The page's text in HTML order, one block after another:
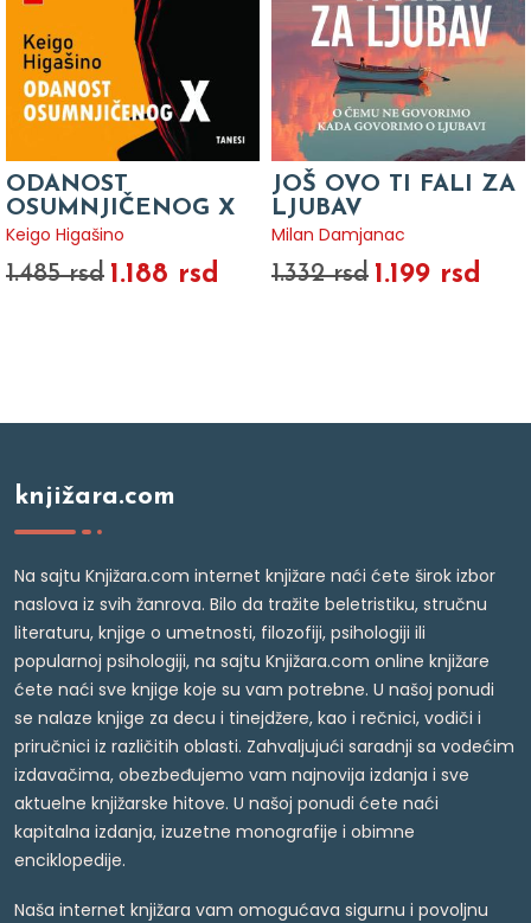
ODANOST
OSUMNJIČENOG X
Keigo Higašino
1.485 rsd 1.188 rsd
JOŠ OVO TI FALI ZA
LJUBAV
Milan Damjanac
1.332 rsd 1.199 rsd
knjižara.com
Na sajtu Knjižara.com internet knjižare naći ćete širok izbor
naslova iz svih žanrova. Bilo da tražite beletristiku, stručnu
literaturu, knjige o umetnosti, filozofiji, psihologiji ili
popularnoj psihologiji, na sajtu Knjižara.com online knjižare
ćete naći sve knjige koje su vam potrebne. U našoj ponudi
se nalaze knjige za decu i tinejdžere, kao i rečnici, vodiči i
priručnici iz različitih oblasti. Zahvaljujući saradnji sa vodećim
izdavačima, obezbeđujemo vam najnovija izdanja i sve
aktuelne knjižarske hitove. U našoj ponudi ćete naći
kapitalna izdanja, izuzetne monografije i obimne
enciklopedije.
Naša internet knjižara vam omogućava sigurnu i povoljnu